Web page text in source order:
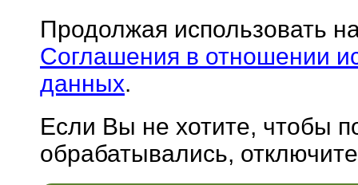
Продолжая использовать
Соглашения в отношении
данных.
Если Вы не хотите, чтобы
обрабатывались,